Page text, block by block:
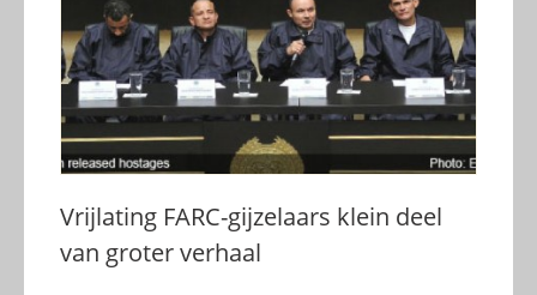
Vrijlating FARC-gijzelaars klein deel
van groter verhaal